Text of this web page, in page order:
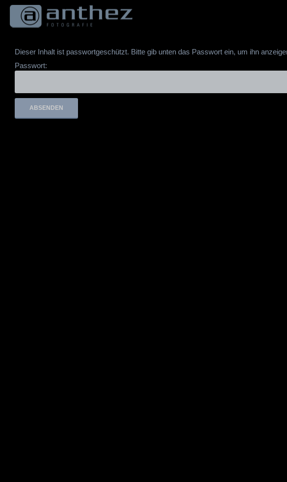
Springe
zum
Dieser Inhalt ist passwortgeschützt. Bitte gib unten das Passwort ein, um ihn
Passwort: